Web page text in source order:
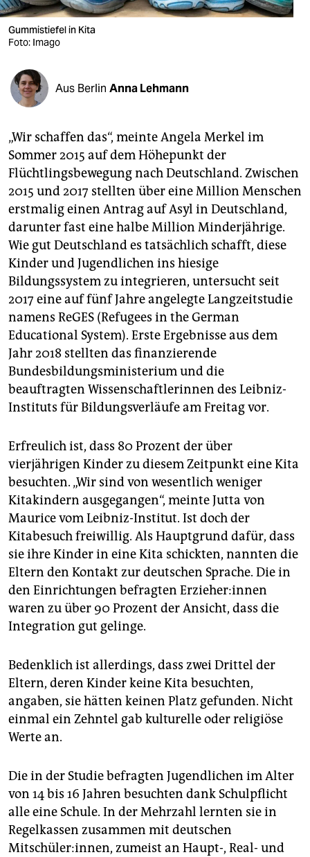
verlag
veranstaltungen
shop
fragen & hilfe
unterstützen
abo
genossenschaft
epaper login
Gummistiefel in Kita
Foto: Imago
Aus Berlin Anna Lehmann
„Wir schaffen das“, meinte Angela Merkel im
Sommer 2015 auf dem Höhepunkt der
Flüchtlingsbewegung nach Deutschland. Zwischen
2015 und 2017 stellten über eine Million Menschen
erstmalig einen Antrag auf Asyl in Deutschland,
darunter fast eine halbe Million Minderjährige.
Wie gut Deutschland es tatsächlich schafft, diese
Kinder und Jugendlichen ins hiesige
Bildungssystem zu integrieren, untersucht seit
2017 eine auf fünf Jahre angelegte Langzeitstudie
namens ReGES (Refugees in the German
Educational System). Erste Ergebnisse aus dem
Jahr 2018 stellten das finanzierende
Bundesbildungsministerium und die
beauftragten Wissenschaftlerinnen des Leibniz-
Instituts für Bildungsverläufe am Freitag vor.
Erfreulich ist, dass 80 Prozent der über
vierjährigen Kinder zu diesem Zeitpunkt eine Kita
besuchten. „Wir sind von wesentlich weniger
Kitakindern ausgegangen“, meinte Jutta von
Maurice vom Leibniz-Institut. Ist doch der
Kitabesuch freiwillig. Als Hauptgrund dafür, dass
sie ihre Kinder in eine Kita schickten, nannten die
Eltern den Kontakt zur deutschen Sprache. Die in
den Einrichtungen befragten Er­zie­he­r:in­nen
waren zu über 90 Prozent der Ansicht, dass die
Integration gut gelinge.
Bedenklich ist allerdings, dass zwei Drittel der
Eltern, deren Kinder keine Kita besuchten,
angaben, sie hätten keinen Platz gefunden. Nicht
einmal ein Zehntel gab kulturelle oder religiöse
Werte an.
Die in der Studie befragten Jugendlichen im Alter
von 14 bis 16 Jahren besuchten dank Schulpflicht
alle eine Schule. In der Mehrzahl lernten sie in
Regelkassen zusammen mit deutschen
Mitschüler:innen, zumeist an Haupt-, Real- und